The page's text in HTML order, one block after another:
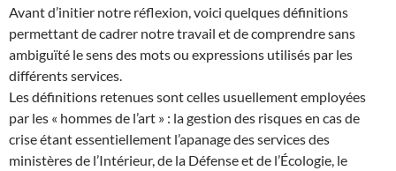
Avant d’initier notre réflexion, voici quelques définitions
permettant de cadrer notre travail et de comprendre sans
ambiguïté le sens des mots ou expressions utilisés par les
différents services.
Les définitions retenues sont celles usuellement employées
par les « hommes de l’art » : la gestion des risques en cas de
crise étant essentiellement l’apanage des services des
ministères de l’Intérieur, de la Défense et de l’Écologie, le